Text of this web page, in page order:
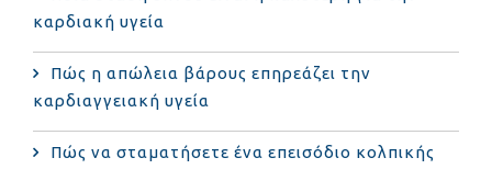
καρδιακή υγεία
Πώς η απώλεια βάρους επηρεάζει την
καρδιαγγειακή υγεία
Πώς να σταματήσετε ένα επεισόδιο κολπικής